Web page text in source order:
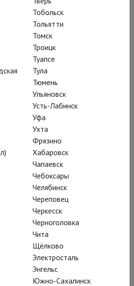
гражданские
– романа, спектакля,
Шерешевского – не
факта, что ваш
несмотря на большую
и к театру, за
решил, по
покурить в
а рецензию
откуп разным
Тобольск
Тольятти
Томск
Троицк
Туапсе
Тула
Тюмень
Ульяновск
Усть-Лабинск
Уфа
Ухта
Фрязино
Хабаровск
Чапаевск
Чебоксары
Челябинск
Череповец
Черкесск
Черноголовка
Чита
Щёлково
Электросталь
Энгельс
Южно-Сахалинск